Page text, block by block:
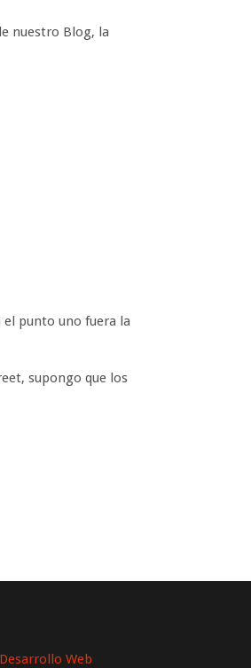
nuestro Blog, la
punto uno fuera la
supongo que los
Desarrollo Web